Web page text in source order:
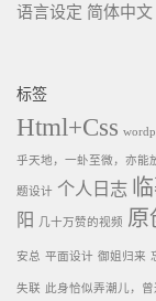
语言设定 简体中文
标签
Html+Css
乎天地，一虲至微，亦能
题设计 个人日志
阳
几十万赞的视频 原
安总 平面设计 御姐归来
失联 此身恰似弄潮儿，